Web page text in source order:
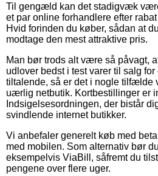
Til gengæld kan det stadigvæk
et par online forhandlere efter
Hvid forinden du køber, sådan at
modtage den mest attraktive pris.
Man bør trods alt være så påvagt,
udlover bedst i test varer til salg
tiltalende, så er det i nogle tilfælde
uærlig netbutik. Kortbestillinger er
Indsigelsesordningen, der bistår
svindlende internet butikker.
Vi anbefaler generelt køb med
med mobilen. Som alternativ bør
eksempelvis ViaBill, såfremt du
pengene over flere uger.